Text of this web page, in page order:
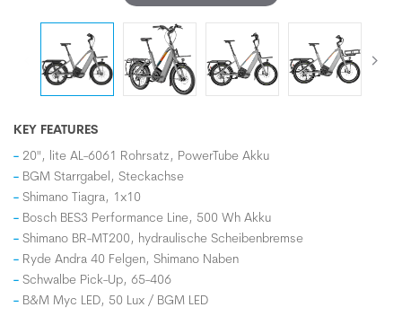
KEY FEATURES
20", lite AL-6061 Rohrsatz, PowerTube Akku
BGM Starrgabel, Steckachse
Shimano Tiagra, 1x10
Bosch BES3 Performance Line, 500 Wh Akku
Shimano BR-MT200, hydraulische Scheibenbremse
Ryde Andra 40 Felgen, Shimano Naben
Schwalbe Pick-Up, 65-406
B&M Myc LED, 50 Lux / BGM LED